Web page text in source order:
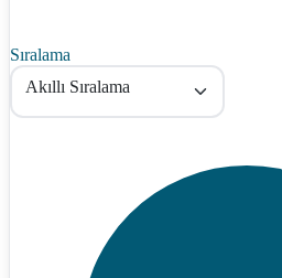
Sıralama
Akıllı Sıralama